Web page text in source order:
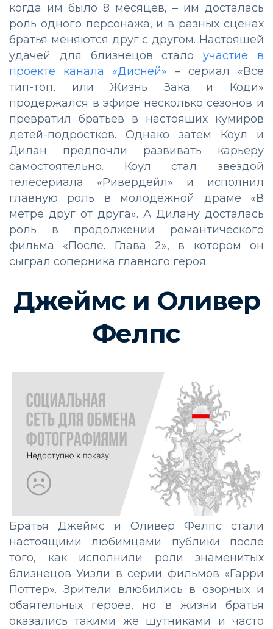
когда им было 8 месяцев, – им досталась
роль одного персонажа, и в разных сценах
братья меняются друг с другом. Настоящей
удачей для близнецов сталоучастие в
проекте канала «Дисней» – сериал «Все
тип-топ, или Жизнь Зака и Коди»
продержался в эфире несколько сезонов и
превратил братьев в настоящих кумиров
детей-подростков. Однако затем Коул и
Дилан предпочли развивать карьеру
самостоятельно. Коул стал звездой
телесериала «Ривердейл» и исполнил
главную роль в молодежной драме «В
метре друг от друга». А Дилану досталась
роль в продолжении романтического
фильма «После. Глава 2», в котором он
сыграл соперника главного героя.
Джеймс и Оливер
Фелпс
Братья Джеймс и Оливер Фелпс стали
настоящими любимцами публики после
того, как исполнили роли знаменитых
близнецов Уизли в серии фильмов «Гарри
Поттер». Зрители влюбились в озорных и
обаятельных героев, но в жизни братья
оказались такими же шутниками и часто